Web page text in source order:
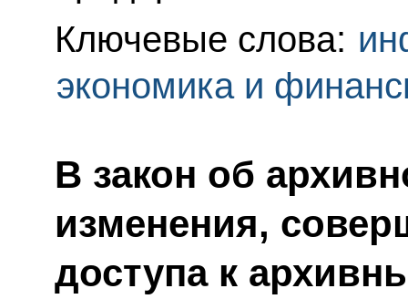
Ключевые слова:
экономика и
В закон об
изменения,
доступа к